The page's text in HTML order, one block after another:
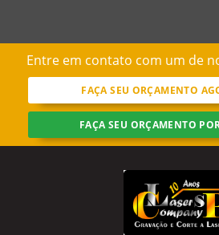
Entre em contato com um de
FAÇA SEU ORÇAMENTO
FAÇA SEU ORÇAMENTO